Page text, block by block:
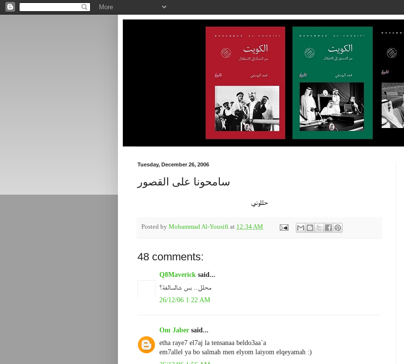
Tuesday, December 26, 2006
سامحونا على القصور
حللوني
Posted by Mohammad Al-Yousifi at 12:34 AM
48 comments:
Q8Maverick said...
محلل.. بس شالسالفة؟
26/12/06 1:22 AM
Om Jaber said...
etha raye7 el7aj la tensanaa beldo3aa`a
em7allel ya bo salmah men elyom laiyom elqeyamah :)